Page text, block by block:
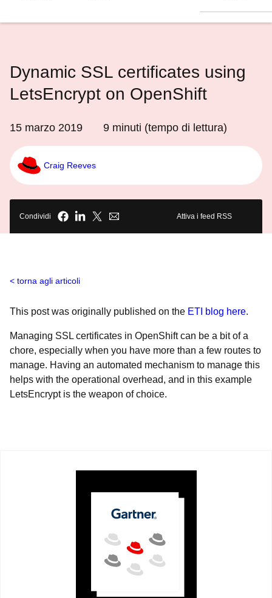
Dynamic SSL certificates using
LetsEncrypt on OpenShift
15 marzo 2019 9 minuti (tempo di lettura)
Craig Reeves
Condividi Attiva i feed RSS
torna agli articoli
This post was originally published on the ETI blog here.
Managing SSL certificates in OpenShift can be a bit of a
chore, especially when you have more than a few routes to
manage. Having an automated mechanism to manage this
helps with the operational overhead, and in this example
LetsEncrypt is the weapon of choice.